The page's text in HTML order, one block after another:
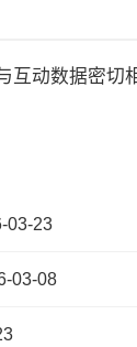
动数据密
03-23
03-08